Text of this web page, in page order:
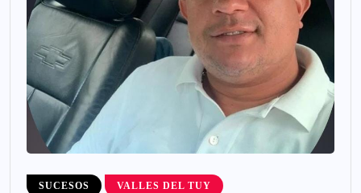
SUCESOS VALLES DEL TUY